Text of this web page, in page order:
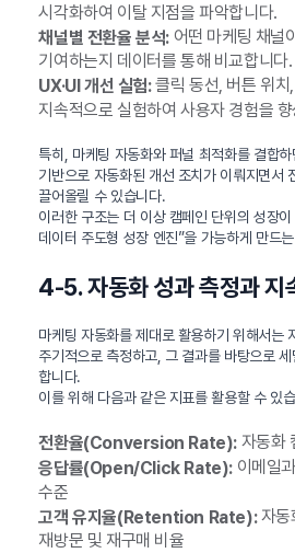
시각화하여 이탈 지점을 파악합니다.
채널별 전환율 분석:어떤 마케팅 채널
기여하는지 데이터를 통해 비교합니다.
UX·UI 개선 실험:클릭 동선, 버튼 위치
지속적으로 실험하여 사용자 경험을
특히, 마케팅 자동화와 퍼널 최적화를 결합
기반으로 자동화된 개선 조치가 이뤄지면서
끌어올릴 수 있습니다.
이러한 구조는 더 이상 캠페인 단위의 성장
데이터 주도형 성장 엔진”을 가능하게 만드
4-5. 자동화 성과 측정과 지
마케팅 자동화를 제대로 활용하기 위해서는
주기적으로 측정하고, 그 결과를 바탕으로
합니다.
이를 위해 다음과 같은 지표를 활용할 수 있
전환율(Conversion Rate):자동화
응답률(Open/Click Rate):이메일
수준
고객 유지율(Retention Rate):자동
재방문 및 재구매 비율